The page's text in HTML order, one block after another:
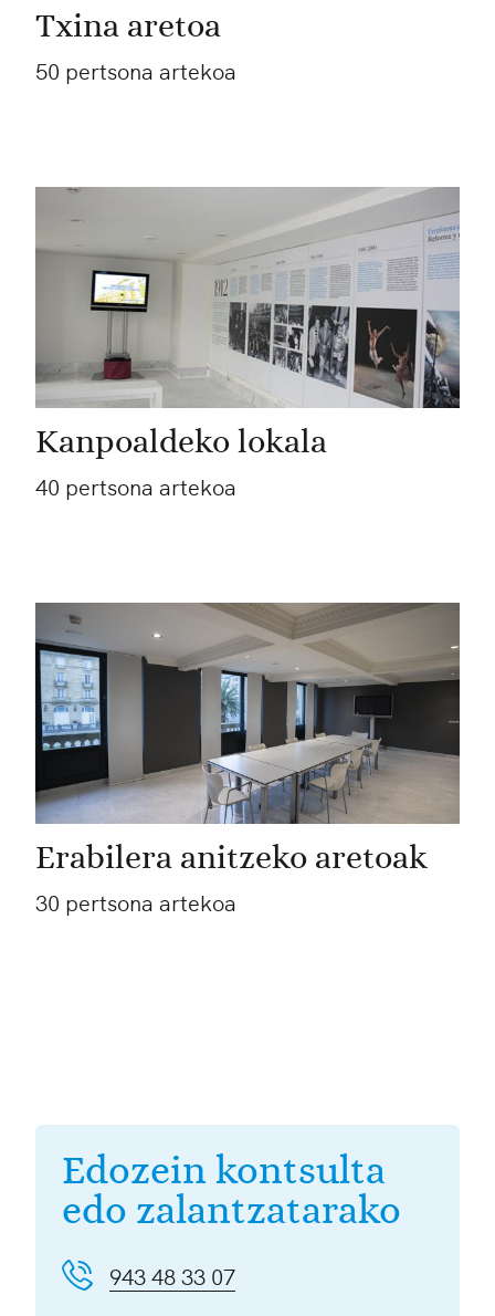
Txina aretoa
50 pertsona artekoa
Kanpoaldeko lokala
40 pertsona artekoa
Erabilera anitzeko aretoak
30 pertsona artekoa
Edozein kontsulta
edo zalantzatarako
943 48 33 07